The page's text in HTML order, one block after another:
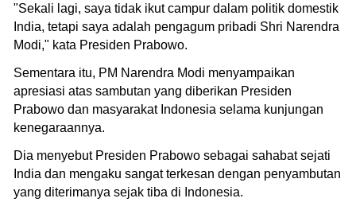
"Sekali lagi, saya tidak ikut campur dalam politik domestik
India, tetapi saya adalah pengagum pribadi Shri Narendra
Modi," kata Presiden Prabowo.
Sementara itu, PM Narendra Modi menyampaikan
apresiasi atas sambutan yang diberikan Presiden
Prabowo dan masyarakat Indonesia selama kunjungan
kenegaraannya.
Dia menyebut Presiden Prabowo sebagai sahabat sejati
India dan mengaku sangat terkesan dengan penyambutan
yang diterimanya sejak tiba di Indonesia.